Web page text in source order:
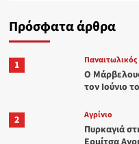
Πρόσφατα άρθρα
1 Παναιτωλικός
Ο
τον Ιούνιο
2 Aγρίνιο
Πυρκαγιά